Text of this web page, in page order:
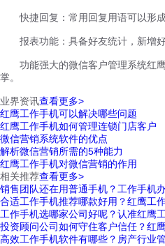
快捷回复：常用回复用语可以形成
报表功能：具备好友统计，新增好
功能强大的微信客户管理系统红鹰
掌。
业界资讯查看更多>
红鹰工作手机可以解决哪些问题
红鹰工作手机如何管理连锁门店客户
微信营销系统软件的优点
解析微信营销所需的5种能力
红鹰工作手机对微信营销的作用
相关推荐查看更多>
销售团队还在用普通手机？工作手机
合适工作手机推荐哪款好用？红鹰工
工作手机选哪家公司好呢？认准红鹰
投资顾问公司如何守住客户信任？红
高效工作手机软件有哪些？房产行业